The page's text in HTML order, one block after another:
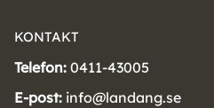
KONTAKT
Telefon: 0411-43005
E-post: info@landang.se